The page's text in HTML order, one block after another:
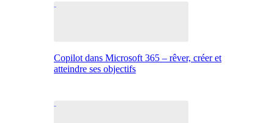
Copilot dans Microsoft 365 – rêver, créer et
atteindre ses objectifs